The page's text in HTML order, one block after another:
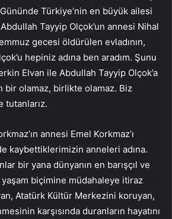
Türkiye’nin en büyük ailesi
Abdullah Tayyip Olçok’un annesi Nihal
gecesi öldürülen evladının,
hepiniz adına ben aradım. Şunu
Elvan ile Abdullah Tayyip Olçok’a
bir olamaz, birlikte olamaz. Biz
tutanlarız.
annesi Emel Korkmaz’ı
kaybettiklerimizin anneleri adına.
bir yana dünyanın en barışçıl ve
biçimine müdahaleye itiraz
Atatürk Kültür Merkezini koruyan,
karşısında duranların hayatını